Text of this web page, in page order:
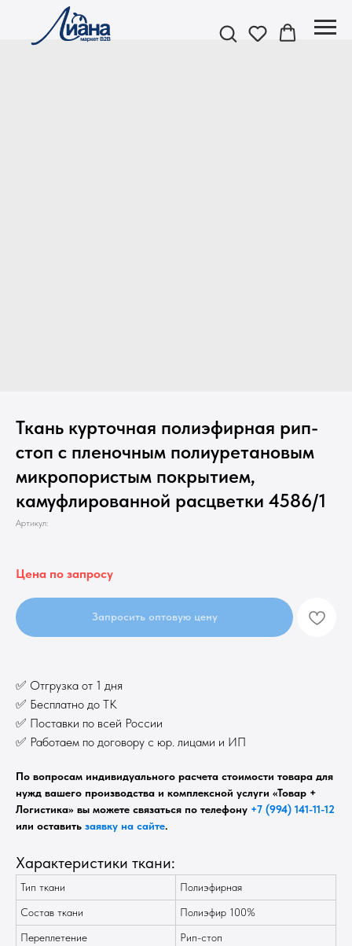
Ткань курточная полиэфирная рип-
стоп с пленочным полиуретановым
микропористым покрытием,
камуфлированной расцветки 4586/1
Артикул:
Цена по запросу
Запросить оптовую цену
✅ Отгрузка от 1 дня
✅ Бесплатно до ТК
✅ Поставки по всей России
✅ Работаем по договору с юр. лицами и ИП
По вопросам индивидуального расчета стоимости товара для
нужд вашего производства и комплексной услуги «Товар +
Логистика» вы можете связаться по телефону +7 (994) 141-11-12
или оставить заявку на сайте.
Характеристики ткани:
Тип ткани
Полиэфирная
Состав ткани
Полиэфир 100%
Переплетение
Рип-стоп